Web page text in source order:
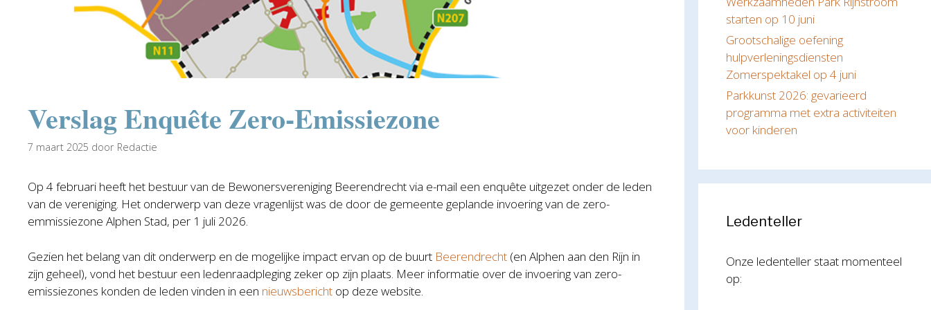
Verslag Enquête Zero-Emissiezone
7 maart 2025 door Redactie
Op 4 februari heeft het bestuur van de Bewonersvereniging Beerendrecht via e-mail een enquête uitgezet onder de leden
van de vereniging. Het onderwerp van deze vragenlijst was de door de gemeente geplande invoering van de zero-
emmissiezone Alphen Stad, per 1 juli 2026.
Gezien het belang van dit onderwerp en de mogelijke impact ervan op de buurt Beerendrecht (en Alphen aan den Rijn in
zijn geheel), vond het bestuur een ledenraadpleging zeker op zijn plaats. Meer informatie over de invoering van zero-
emissiezones konden de leden vinden in een nieuwsbericht op deze website.
starten op 10 juni
Grootschalige oefening
hulpverleningsdiensten
Zomerspektakel op 4 juni
Parkkunst 2026: gevarieerd
programma met extra activiteiten
voor kinderen
Ledenteller
Onze ledenteller staat momenteel
op: